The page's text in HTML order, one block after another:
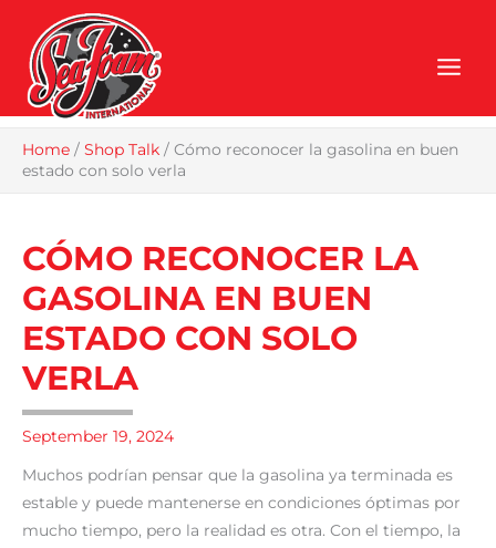
content
Home / Shop Talk / Cómo reconocer la gasolina en buen
estado con solo verla
CÓMO RECONOCER LA
GASOLINA EN BUEN
ESTADO CON SOLO
VERLA
September 19, 2024
Muchos podrían pensar que la gasolina ya terminada es
estable y puede mantenerse en condiciones óptimas por
mucho tiempo, pero la realidad es otra. Con el tiempo, la